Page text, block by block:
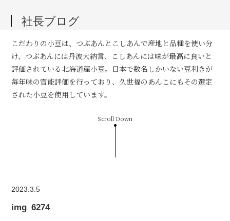
社長ブログ
こだわりの小豆は、つぶあんとこしあんで産地と品種を使い分
け、つぶあんには丹波大納言、こしあんには味が最高に良いと
評価されている北海道産小豆。日本で数名しかいない豆利きが
毎年味の官能評価を行っており、久世福のあんこにもその選定
された小豆を使用しています。
Scroll Down
2023.3.5
img_6274